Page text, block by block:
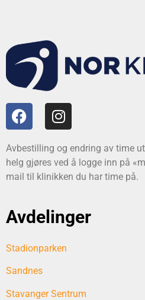
Avbestilling og endring av time
helg gjøres ved å logge inn på
mail til klinikken du har time på.
Avdelinger
Stadionparken
Sandnes
Stavanger Sentrum